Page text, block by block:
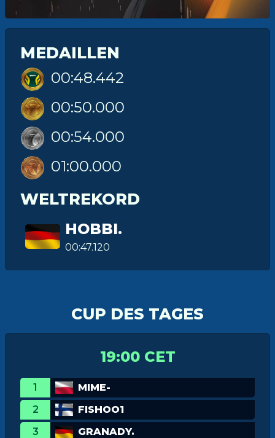
MEDAILLEN
00:48.442
00:50.000
00:54.000
01:00.000
WELTREKORD
HOBBI.
00:47.120
CUP DES TAGES
19:00 CET
1
MIME-
2
FISHOO1
3
GRANADY.